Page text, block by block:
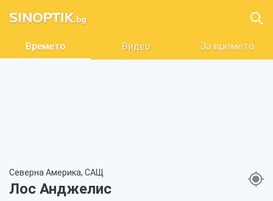
Времето Видео За времето
Северна Америка, САЩ
Лос Анджелис